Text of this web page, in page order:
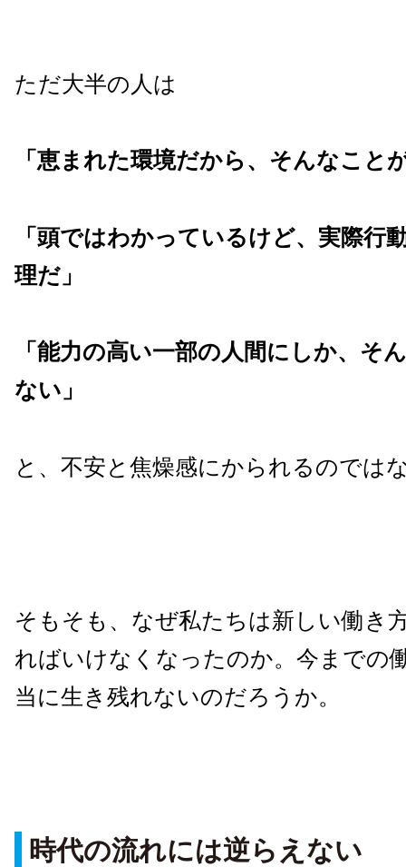
ただ大半の人は
「恵まれた環境だから、そんなこと
「頭ではわかっているけど、実際行
理だ」
「能力の高い一部の人間にしか、そ
ない」
と、不安と焦燥感にかられるのでは
そもそも、なぜ私たちは新しい働き
ればいけなくなったのか。今までの
当に生き残れないのだろうか。
時代の流れには逆らえない